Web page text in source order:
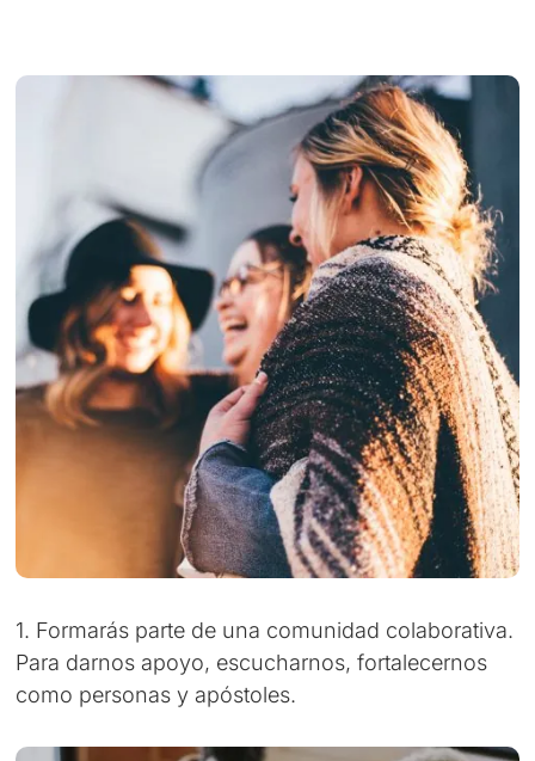
1. Formarás parte de una comunidad colaborativa.
Para darnos apoyo, escucharnos, fortalecernos
como personas y apóstoles.